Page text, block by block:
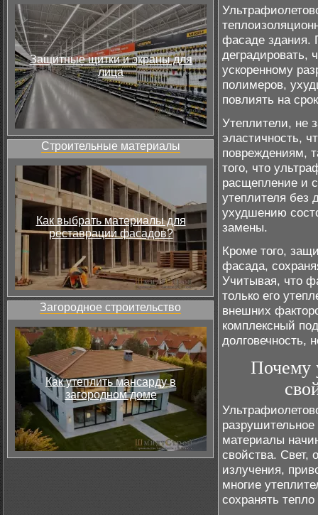
Защитные щитки и экраны для
лица
Строительные материалы
Как выбрать материалы для
реставрации фасадов?
Загородное строительство
Как утеплить мансарду в
загородном доме
фасаде здания.
деградировать,
ускоренному
полимеров,
повлиять на
Утеплители, не
эластичность,
повреждениям,
того, что
расщепление и
утеплителя без
ухудшению
замены.
Кроме того,
фасада,
Учитывая, что
только его
внешних
комплексный
долговечность,
Почему
разрушительное
материалы
свойства. Свет,
излучения,
многие
сохранять